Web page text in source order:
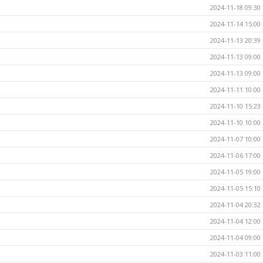
2024-11-18 09:30
2024-11-14 15:00
2024-11-13 20:39
2024-11-13 09:00
2024-11-13 09:00
2024-11-11 10:00
2024-11-10 15:23
2024-11-10 10:00
2024-11-07 10:00
2024-11-06 17:00
2024-11-05 19:00
2024-11-05 15:10
2024-11-04 20:32
2024-11-04 12:00
2024-11-04 09:00
2024-11-03 11:00